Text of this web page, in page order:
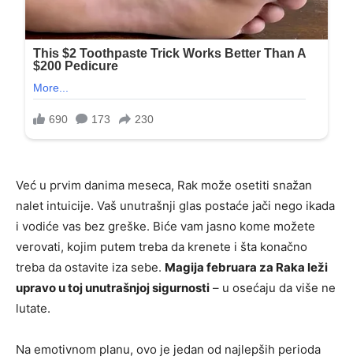
Već u prvim danima meseca, Rak može osetiti snažan
nalet intuicije. Vaš unutrašnji glas postaće jači nego ikada
i vodiće vas bez greške. Biće vam jasno kome možete
verovati, kojim putem treba da krenete i šta konačno
treba da ostavite iza sebe. Magija februara za Raka leži
upravo u toj unutrašnjoj sigurnosti – u osećaju da više ne
lutate.
Na emotivnom planu, ovo je jedan od najlepših perioda